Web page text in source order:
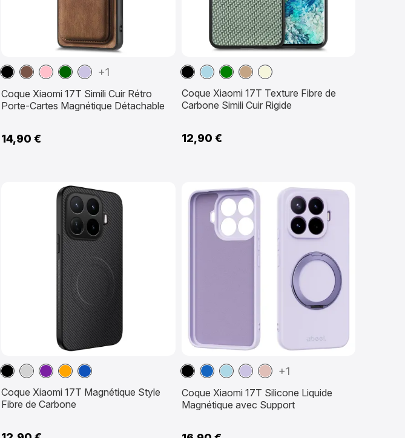
NoirMarron
RoseVertViolet
+1
Coque Xiaomi 17T Simili Cuir Rétro
Porte-Cartes Magnétique Détachable
14,90 €
NoirBleuVertMarron
Beige
Coque Xiaomi 17T Texture Fibre de
Carbone Simili Cuir Rigide
12,90 €
NoirGrisVioletOrangeSapphire
Coque Xiaomi 17T Magnétique Style
Fibre de Carbone
NoirBleuBleuVioletOr
+1
Coque Xiaomi 17T Silicone Liquide
Magnétique avec Support